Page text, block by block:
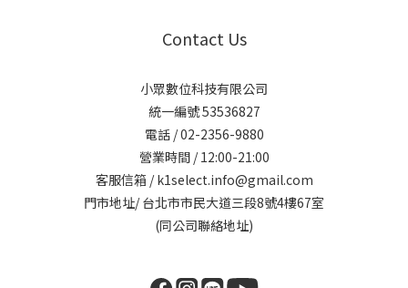
Contact Us
小眾數位科技有限公司
統一編號 53536827
電話 / 02-2356-9880
營業時間 / 12:00-21:00
客服信箱 / k1select.info@gmail.com
門市地址/ 台北市市民大道三段8號4樓67室
(同公司聯絡地址)